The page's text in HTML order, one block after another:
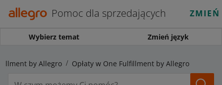
Pomoc dla sprzedających
Wybierz temat Zmień język
by Allegro Opłaty w One Fulfillment by Allegro